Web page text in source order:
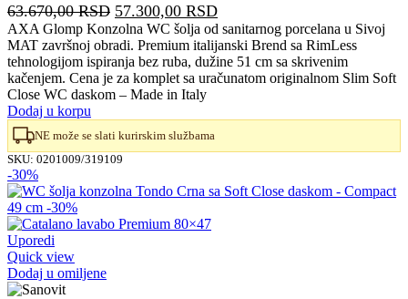
63.670,00RSD Originalna
cena
je
bila:
63.670,00 RSD.
57.300,00 RSDTrenutna
cena
je:
57.300,00 RSD.
AXA Glomp Konzolna WC šolja od sanitarnog porcelana u Sivoj
MAT završnoj obradi. Premium italijanski Brend sa RimLess
tehnologijom ispiranja bez ruba, dužine 51 cm sa skrivenim
kačenjem. Cena je za komplet sa uračunatom originalnom Slim Soft
Close WC daskom – Made in Italy
Dodaj u korpu
NE može se slati kurirskim službama
SKU: 0201009/319109
-30%
Uporedi
Quick view
Dodaj u omiljene